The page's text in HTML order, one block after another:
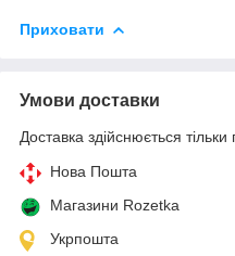
Приховати
Умови доставки
Доставка здійснюється тільки
Нова Пошта
Магазини Rozetka
Укрпошта